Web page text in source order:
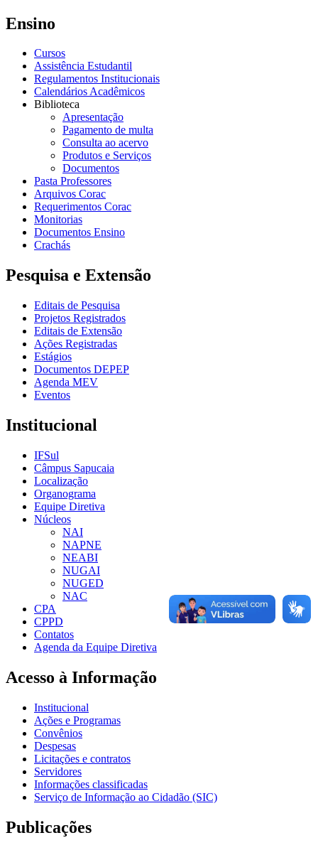
Ensino
Cursos
Assistência Estudantil
Regulamentos Institucionais
Calendários Acadêmicos
Biblioteca
Apresentação
Pagamento de multa
Consulta ao acervo
Produtos e Serviços
Documentos
Pasta Professores
Arquivos Corac
Requerimentos Corac
Monitorias
Documentos Ensino
Crachás
Pesquisa e Extensão
Editais de Pesquisa
Projetos Registrados
Editais de Extensão
Ações Registradas
Estágios
Documentos DEPEP
Agenda MEV
Eventos
Institucional
IFSul
Câmpus Sapucaia
Localização
Organograma
Equipe Diretiva
Núcleos
NAI
NAPNE
NEABI
NUGAI
NUGED
NAC
CPA
CPPD
Contatos
Agenda da Equipe Diretiva
Acesso à Informação
Institucional
Ações e Programas
Convênios
Despesas
Licitações e contratos
Servidores
Informações classificadas
Serviço de Informação ao Cidadão (SIC)
Publicações